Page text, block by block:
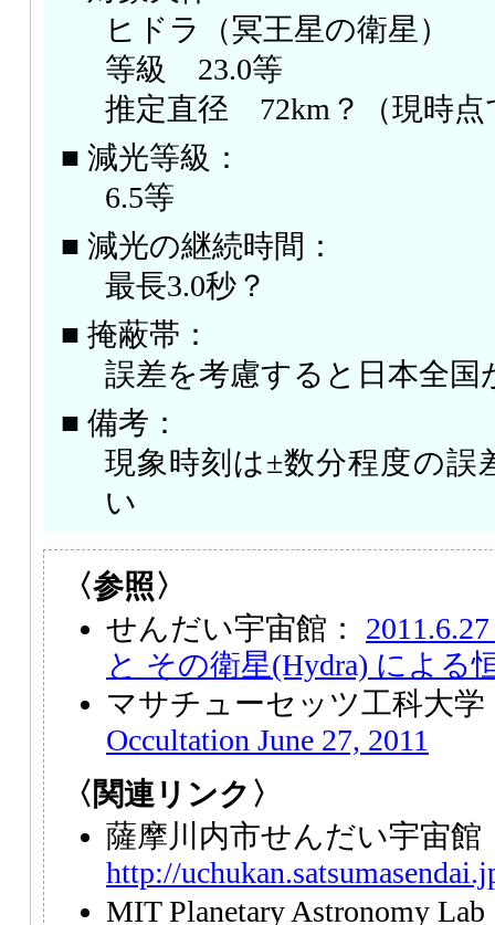
ヒドラ（冥王星の衛星）
等級 23.0等
推定直径 72km？（現時点
■ 減光等級：
6.5等
■ 減光の継続時間：
最長3.0秒？
■ 掩蔽帯：
誤差を考慮すると日本全国
■ 備考：
現象時刻は±数分程度の誤
い
〈参照〉
せんだい宇宙館：
と その衛星(Hydra) による
マサチューセッツ工科大
Occultation June 27, 2011
〈関連リンク〉
薩摩川内市せんだい宇宙館
http://
MIT Planetary Astronomy Lab